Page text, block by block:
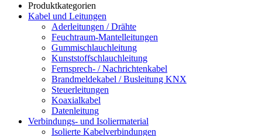
Produktkategorien
Kabel und Leitungen
Aderleitungen / Drähte
Feuchtraum-Mantelleitungen
Gummischlauchleitung
Kunststoffschlauchleitung
Fernsprech- / Nachrichtenkabel
Brandmeldekabel / Busleitung KNX
Steuerleitungen
Koaxialkabel
Datenleitung
Verbindungs- und Isoliermaterial
Isolierte Kabelverbindungen